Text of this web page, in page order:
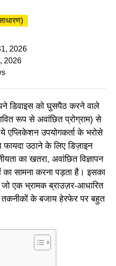
2026
2026
डिवाइस को घुसपैठ करने वाले
रूप से अवांछित प्रोग्राम) से
एप्लिकेशन उपयोगकर्ता के भरोसे
उठाने के लिए डिज़ाइन
का खतरा, अवांछित विज्ञापन
सामना करना पड़ता है। इसका
एक भ्रामक ब्राउज़र-आधारित
के बजाय हेरफेर पर बहुत